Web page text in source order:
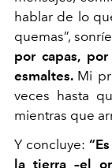
hablar de lo
quemas”,
por capas,
esmaltes. Mi
veces hasta
mientras que
Y concluye:
la tierra –el